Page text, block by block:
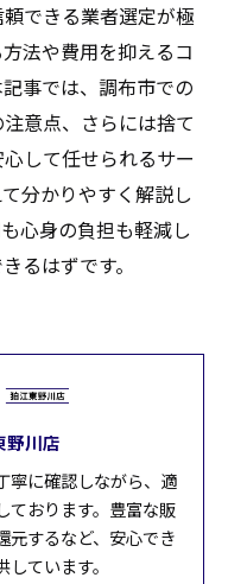
できる業者選定が極
法や費用を抑えるコ
事では、調布市での
意点、さらには捨て
して任せられるサー
分かりやすく解説し
心身の負担も軽減し
るはずです。
川店
寧に確認しながら、適
ております。豊富な販
元するなど、安心でき
ています。